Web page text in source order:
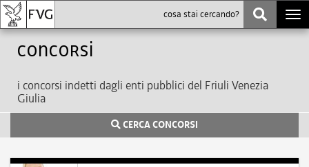
Concorsi
i concorsi indetti dagli enti pubblici del Friuli Venezia
Giulia
CERCA CONCORSI